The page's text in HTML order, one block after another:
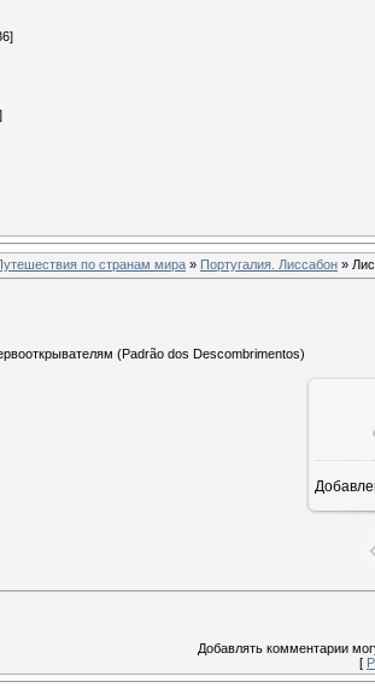
по странам мира » Португалия. Лиссабон »
(Padrão dos Descombrimentos)
Добавлять комментарии
[